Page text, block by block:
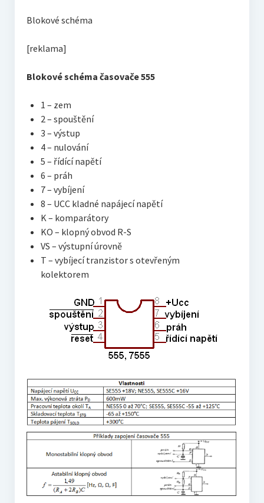
Blokové schéma
[reklama]
Blokové schéma časovače 555
1 – zem
2 – spouštění
3 – výstup
4 – nulování
5 – řídící napětí
6 – práh
7 – vybíjení
8 – UCC kladné napájecí napětí
K – komparátory
KO – klopný obvod R-S
VS – výstupní úrovně
T – vybíjecí tranzistor s otevřeným
kolektorem